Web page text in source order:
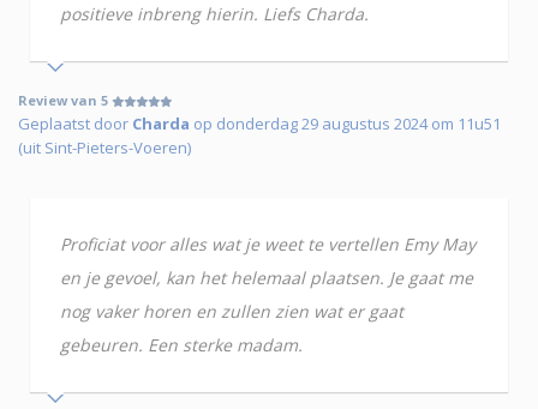
positieve inbreng hierin. Liefs Charda.
Review van 5
Geplaatst door Charda op donderdag 29 augustus 2024 om 11u51
(uit Sint-Pieters-Voeren)
Proficiat voor alles wat je weet te vertellen Emy May
en je gevoel, kan het helemaal plaatsen. Je gaat me
nog vaker horen en zullen zien wat er gaat
gebeuren. Een sterke madam.